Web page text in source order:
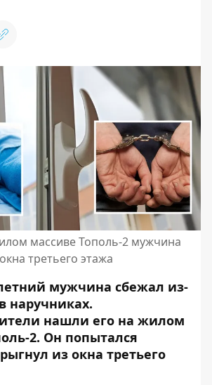
массиве Тополь-2 мужчина
третьего этажа
мужчина сбежал из-
наручниках.
нашли его на жилом
2. Он попытался
из окна третьего